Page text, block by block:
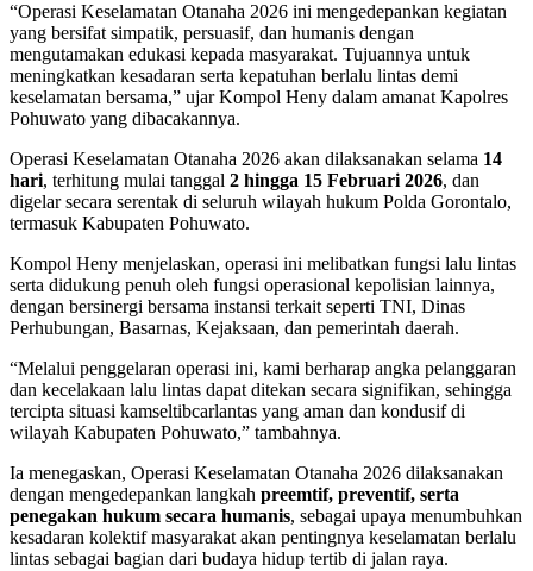
“Operasi Keselamatan Otanaha 2026 ini mengedepankan kegiatan
yang bersifat simpatik, persuasif, dan humanis dengan
mengutamakan edukasi kepada masyarakat. Tujuannya untuk
meningkatkan kesadaran serta kepatuhan berlalu lintas demi
keselamatan bersama,” ujar Kompol Heny dalam amanat Kapolres
Pohuwato yang dibacakannya.
Operasi Keselamatan Otanaha 2026 akan dilaksanakan selama 14
hari, terhitung mulai tanggal 2 hingga 15 Februari 2026, dan
digelar secara serentak di seluruh wilayah hukum Polda Gorontalo,
termasuk Kabupaten Pohuwato.
Kompol Heny menjelaskan, operasi ini melibatkan fungsi lalu lintas
serta didukung penuh oleh fungsi operasional kepolisian lainnya,
dengan bersinergi bersama instansi terkait seperti TNI, Dinas
Perhubungan, Basarnas, Kejaksaan, dan pemerintah daerah.
“Melalui penggelaran operasi ini, kami berharap angka pelanggaran
dan kecelakaan lalu lintas dapat ditekan secara signifikan, sehingga
tercipta situasi kamseltibcarlantas yang aman dan kondusif di
wilayah Kabupaten Pohuwato,” tambahnya.
Ia menegaskan, Operasi Keselamatan Otanaha 2026 dilaksanakan
dengan mengedepankan langkah preemtif, preventif, serta
penegakan hukum secara humanis, sebagai upaya menumbuhkan
kesadaran kolektif masyarakat akan pentingnya keselamatan berlalu
lintas sebagai bagian dari budaya hidup tertib di jalan raya.